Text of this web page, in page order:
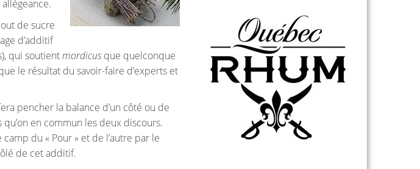
de sucre
d’additif
qui soutientmordicusque quelconque
le résultat du savoir-faire d’experts et
pencher la balance d’un côté ou de
en commun les deux discours.
du « Pour » et de l’autre par le
de cet additif.